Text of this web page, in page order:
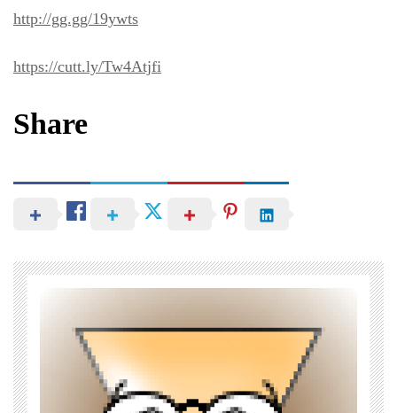
http://gg.gg/19ywts
https://cutt.ly/Tw4Atjfi
Share